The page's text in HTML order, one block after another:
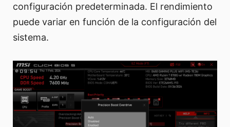
configuración predeterminada. El rendimiento
puede variar en función de la configuración del
sistema.